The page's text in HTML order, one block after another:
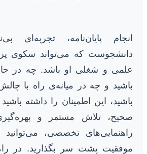
انجام پایان‌نامه، تجربه‌ای
دانشجوست که می‌تواند سکوی
علمی و شغلی او باشد. چه در
باشید و چه در میانه‌ی راه با
باشید، این اطمینان را داشته
صحیح، تلاش مستمر و
راهنمایی‌های تخصصی، می‌توانید
موفقیت پشت سر بگذارید. در